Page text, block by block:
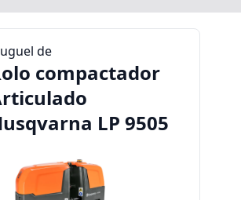
de
compactador
LP 9505